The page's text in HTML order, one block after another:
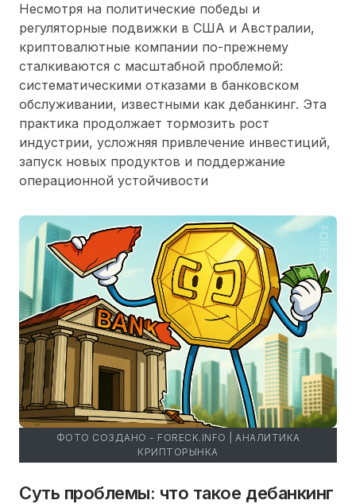
Несмотря на политические победы и
регуляторные подвижки в США и Австралии,
криптовалютные компании по-прежнему
сталкиваются с масштабной проблемой:
систематическими отказами в банковском
обслуживании, известными как дебанкинг. Эта
практика продолжает тормозить рост
индустрии, усложняя привлечение инвестиций,
запуск новых продуктов и поддержание
операционной устойчивости
ФОТО СОЗДАНО - FORECK.INFO | АНАЛИТИКА
КРИПТОРЫНКА
Суть проблемы: что такое дебанкинг